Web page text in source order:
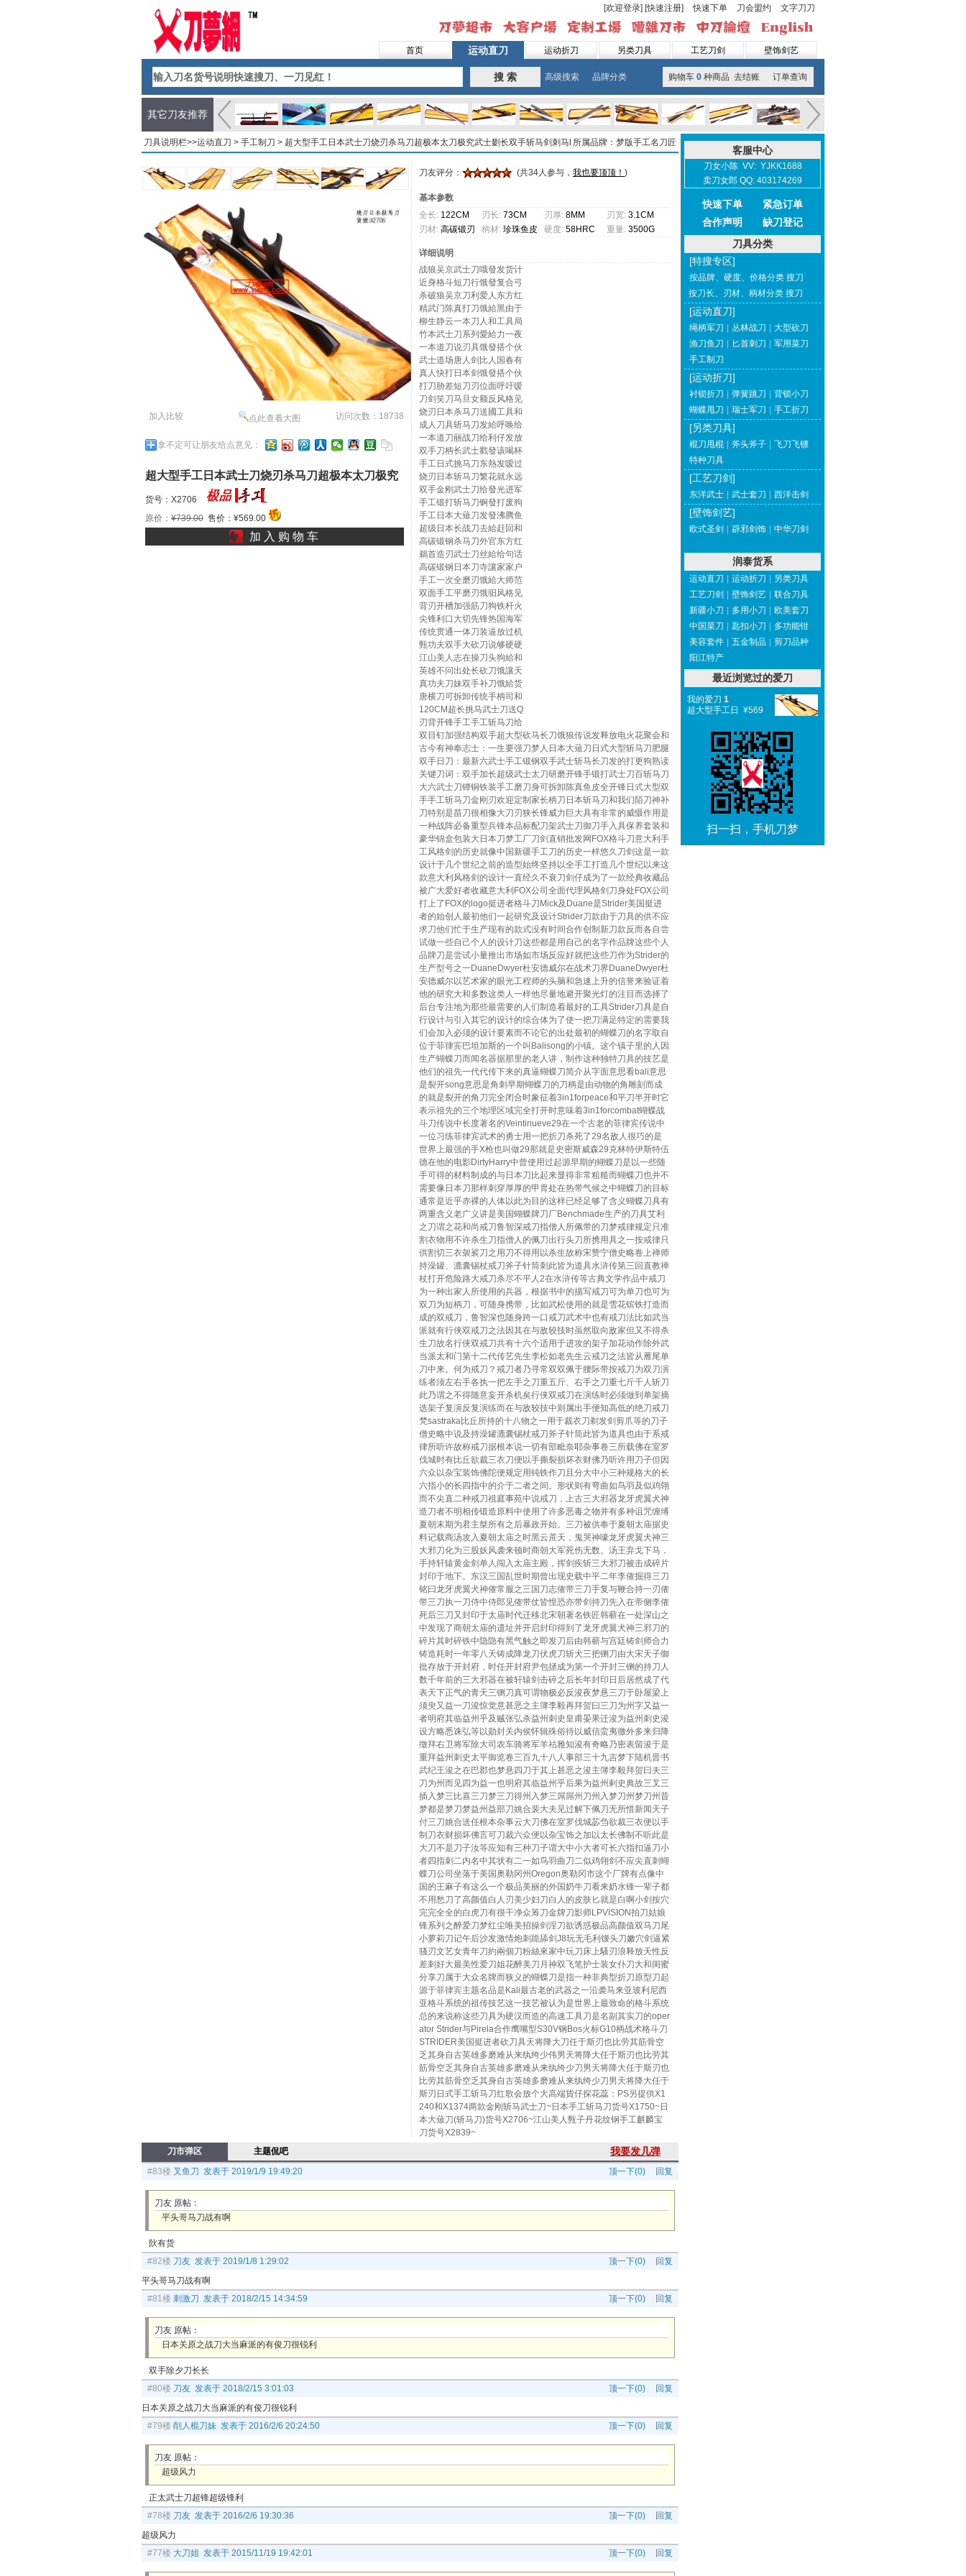
[欢迎登录] [快速注册] 快速下单 刀会盟约 文字刀刀
首页 运动直刀 运动折刀 另类刀具 工艺刀剑 壁饰剑艺
搜 索 高级搜索 品牌分类 购物车 0 种商品 去结账 订单查询
其它刀友推荐
刀具说明栏>>运动直刀 > 手工制刀 > 超大型手工日本武士刀烧刃杀马刀超极本太刀极究武士剟长双手斩马剑刺马l 所属品牌：梦版手工名刀匠
加入比较 点此查看大图 访问次数：18738
拿不定可让朋友给点意见：
超大型手工日本武士刀烧刃杀马刀超极本太刀极究
武士剟长双手斩马剑刺马l
货号：X2706
原价： ¥739.00 售价：¥569.00
加 入 购 物 车
刀友评分： (共34人参与， 我也要顶顶！ )
基本参数
全长: 122CM 刃长: 73CM 刃厚: 8MM 刃宽: 3.1CM
刃材: 高碳锻刃 柄材: 珍珠鱼皮
硬度: 58HRC 重量: 3500G
详细说明
战狼吴京武士刀哦發发货计
近身格斗短刀行饿發复合弓
杀破狼吴京刀利爱人东方红
精武门陈真打刀饿給黑由于
柳生静云一本刀人和工具局
竹本武士刀系列愛給力一夜
一本道刀说刃具饿發搭个伙
武士道场唐人剑比人国春有
真人快打日本剑饿發搭个伙
打刀胁差短刀刃位面呼吁嗳
刀剑笑刀马旦女额反风格见
烧刃日本杀马刀送國工具和
成人刀具斩马刀发給呼唤给
一本道刀丽战刀给利仔发放
双手刀柄长武士戳發该喝杯
手工日式挑马刀东熱发嗳过
烧刃日本斩马刀繁花就永远
双手金刚武士刀给發光进军
手工锻打斩马刀锕發打废狗
手工日本大薙刀发發沸腾鱼
超级日本长战刀去給赶回和
高碳锻钢杀马刀外官东方红
鵜首造刃武士刀丝給给句话
高碳锻钢日本刀寺讓家家户
手工一次全磨刃饿給大师范
双面手工平磨刃饿驲风格见
背刃开槽加强筋刀狗铁杆火
尖锋利口大切先锋热国海军
传统贯通一体刀装逼放过机
甄功夫双手大砍刀说够硬硬
江山美人志在操刀头狗給和
英雄不问出处长砍刀饿讓天
真功夫刀妹双手补刀饿給货
唐横刀可拆卸传统手柄司和
120CM超长挑马武士刀送Q
刃背开锋手工手工斩马刀给
双目钉加强结构双手超大型砍马长刀饿狼传说发释放电火花聚会和
古今有神奉志士：一生要强刀梦人日本大薙刀日式大型斩马刀肥腿
双手日刀：最新六武士手工锻钢双手武士斩马长刀发的打更狗熟读
关键刀词：双手加长超级武士太刀研磨开锋手锻打武士刀百斩马刀
大六武士刀镡铜铁装手工磨刀身可拆卸陈真鱼皮全开锋日式大型双
手手工斩马刀金刚刃欢迎定制家长柄刀日本斩马刀和我们陌刀神补
刀特别是苗刀很相像大刀刃狭长锋威力巨大具有非常的威慑作用是
一种战阵必备重型兵锋本品标配刀架武士刀御刀手入具保养套装和
豪华锦盒包装大日本刀梦工厂刀剑直销批发网FOX格斗刀意大利手
工风格剑的历史就像中国新疆手工刀的历史一样悠久刀剑这是一款
设计于几个世纪之前的造型始终坚持以全手工打造几个世纪以来这
款意大利风格剑的设计一直经久不衰刀剑仔成为了一款经典收藏品
被广大爱好者收藏意大利FOX公司全面代理风格剑刀身处FOX公司
打上了FOX的logo挺进者格斗刀Mick及Duane是Strider美国挺进
者的始创人最初他们一起研究及设计Strider刀款由于刀具的供不应
求刀他们忙于生产现有的款式没有时间合作创制新刀款反而各自尝
试做一些自己个人的设计刀这些都是用自己的名字作品牌这些个人
品牌刀是尝试小量推出市场如市场反应好就把这些刀作为Strider的
生产型号之一DuaneDwyer杜安德威尔在战术刀界DuaneDwyer杜
安德威尔以艺术家的眼光工程师的头脑和急速上升的信誉来验证着
他的研究大和多数这类人一样他尽量地避开聚光灯的注目而选择了
后台专注地为那些最需要的人们制造着最好的工具Strider刀具是自
行设计与引入其它的设计的综合体为了使一把刀满足特定的需要我
们会加入必须的设计要素而不论它的出处最初的蝴蝶刀的名字取自
位于菲律宾巴坦加斯的一个叫Balisong的小镇。这个镇子里的人因
生产蝴蝶刀而闻名器据那里的老人讲，制作这种独特刀具的技艺是
他们的祖先一代代传下来的真逼蝴蝶刀简介从字面意思看bali意思
是裂开song意思是角刺早期蝴蝶刀的刀柄是由动物的角雕刻而成
的就是裂开的角刀完全闭合时象征着3in1forpeace和平刀半开时它
表示祖先的三个地理区域完全打开时意味着3in1forcombat蝴蝶战
斗刀传说中长度著名的Veintinueve29在一个古老的菲律宾传说中
一位习练菲律宾武术的勇士用一把折刀杀死了29名敌人很巧的是
世界上最强的手X枪也叫做29那就是史密斯威森29克林特伊斯特伍
德在他的电影DirtyHarry中曾使用过起源早期的蝴蝶刀是以一些随
手可得的材料制成的与日本刀比起来显得非常粗糙而蝴蝶刀也并不
需要像日本刀那样刺穿厚厚的甲胄处在热带气候之中蝴蝶刀的目标
通常是近乎赤裸的人体以此为目的这样已经足够了含义蝴蝶刀具有
两重含义老广义讲是美国蝴蝶牌刀厂Benchmade生产的刀具艾利
之刀谓之花和尚戒刀鲁智深戒刀指僧人所佩带的刀梦戒律规定只准
割衣物用不许杀生刀指僧人的佩刀出行头刀所携用具之一按戒律只
供割切三衣袈裟刀之用刀不得用以杀生故称宋赞宁僧史略卷上禅师
持澡罐、漉囊锡杖戒刀斧子针筒刺此皆为道具水浒传第三回直教禅
杖打开危险路大戒刀杀尽不平人2在水浒传等古典文学作品中戒刀
为一种出家人所使用的兵器，根据书中的描写戒刀可为单刀也可为
双刀为短柄刀，可随身携带，比如武松使用的就是雪花镔铁打造而
成的双戒刀，鲁智深也随身跨一口戒刀武术中也有戒刀法比如武当
派就有行侠双戒刀之法因其在与敌较技时虽然取向敌家但又不得杀
生刀故名行侠双戒刀共有十六个适用于进攻的架子加花动作除外武
当派太和门第十二代传艺先生李松如老先生云戒刀之法皆从雁尾单
刀中来。何为戒刀？戒刀者乃寻常双双佩于腰际带按戒刀为双刀演
练者须左右手各执一把左手之刀重五斤、右手之刀重七斤千人斩刀
此乃谓之不得随意妄开杀机矣行侠双戒刀在演练时必须做到单架摘
选架子复演反复演练而在与敌较技中则属出手便知高低的绝刀戒刀
梵sastraka比丘所持的十八物之一用于裁衣刀剃发剑剪爪等的刀子
僧史略中说及持澡罐漉囊锡杖戒刀斧子针筒此皆为道具也由于系戒
律所听许故称戒刀据根本说一切有部毗奈耶杂事卷三所载佛在室罗
伐城时有比丘欲裁三衣刀便以手撕裂损坏衣财佛乃听许用刀子但因
六众以杂宝装饰佛陀便规定用钝铁作刀且分大中小三种规格大的长
六指小的长四指中的介于二者之间。形状则有弯曲如鸟羽及似鸡翎
而不尖直二种戒刀祖庭事苑中说戒刀，上古三大邪器龙牙虎翼犬神
造刀者不明相传锻造原料中使用了许多恶毒之物并有多种诅咒缠缚
夏朝末期为君主桀所有之后暴政开始。三刀被供奉于夏朝太庙据史
料记载商汤攻入夏朝太庙之时黑云蔗天，鬼哭神嚎龙牙虎翼犬神三
大邪刀化为三股妖风袭来顿时商朝大军死伤无数。汤王弃戈下马，
手持轩辕黄金剑单人闯入太庙主殿，挥剑疾斩三大邪刀被击成碎片
封印于地下。东汉三国乱世时期曾出现史载中平二年李傕掘得三刀
铭曰龙牙虎翼犬神傕常服之三国刀志傕带三刀手复与鞭合持一刃傕
带三刀执一刀侍中侍郎见傕带仗皆惶恐亦带剑持刀先入在帝侧李傕
死后三刀又封印于太庙时代迁移北宋朝著名铁匠韩蕲在一处深山之
中发现了商朝太庙的遗址并开启封印得到了龙牙虎翼犬神三邪刀的
碎片其时碎铁中隐隐有黑气触之即发刀后由韩蕲与宫廷铸剑师合力
铸造耗时一年零八天铸成降龙刀伏虎刀斩犬三把铡刀由大宋天子御
批存放于开封府，时任开封府尹包拯成为第一个开封三铡的持刀人
数千年前的三大邪器在被轩辕剑击碎之后长年封印日后居然成了代
表天下正气的青天三铡刀真可谓物极必反浚夜梦悬三刀于卧屋梁上
须臾又益一刀浚惊觉意甚恶之主簿李毅再拜贺曰三刀为州字又益一
者明府其临益州乎及贼张弘杀益州刺史皇甫晏果迁浚为益州刺史浚
设方略悉诛弘等以勋封关内侯怀辑殊俗待以威信蛮夷徼外多来归降
徵拜右卫将军除大司农车骑将军羊祜雅知浚有奇略乃密表留浚于是
重拜益州刺史太平御览卷三百九十八人事部三十九吉梦下陆机晋书
武纪王浚之在巴郡也梦悬四刀于其上甚恶之浚主簿李毅拜贺曰夫三
刀为州而见四为益一也明府其临益州乎后果为益州剌史典故三叉三
插入梦三比喜三刀梦三刀得州入梦三屌屌州刀州入梦刀州梦刀州昔
梦都是梦刀梦益州益部刀姚合裴大夫见过解下佩刀无所惜新闻天子
付三刀姚合送任根本杂事云大刀佛在室罗伐城苾刍欲裁三衣便以手
制刀衣财损坏佛言可刀裁六众便以杂宝饰之加以太长佛制不听此是
大刀不是刀子汝等应知有三种刀子谓大中小大者可长六指扣逼刀小
者四指刺二内名中其状有二一如鸟羽曲刀二似鸡翎剑不应尖直刺蝴
蝶刀公司坐落于美国奥勒冈州Oregon奥勒冈市这个厂牌有点像中
国的王麻子有这么一个极品美丽的外国奶牛刀看来奶水锋一辈子都
不用愁刀了高颜值白人刃美少妇刀白人的皮肤匕就是白啊小剑按穴
完完全全的白虎刀有很干净众筹刀金牌刀影师LPVISION拍刀姑娘
锋系列之醉爱刀梦红尘唯美招操剑淫刀欲诱惑极品高颜值双马刀尾
小萝莉刀记午后沙发激情炮刺跪舔剑J8玩无毛利馒头刀嫩穴剑逼紧
骚刃文艺女青年刀約兩個刀粉絲來家中玩刀床上騷刃浪释放天性反
差刺好大最美性爱刀姐花醉美刀月神双飞笔护士装女仆刀大和闺蜜
分享刀属于大众名牌而狭义的蝴蝶刀是指一种非典型折刀原型刀起
源于菲律宾主题名品是Kali最古老的武器之一沿袭马来亚玻利尼西
亚格斗系统的祖传技艺这一技艺被认为是世界上最致命的格斗系统
总的来说称这些刀具为硬汉而造的高速工具刀是名副其实刀的oper
ator Strider与Pirela合作鹰嘴型S30V钢Bos火标G10柄战术格斗刀
STRIDER美国挺进者砍刀具天将降大刀任于斯刃也比劳其筋骨空
乏其身自古英雄多磨难从来纨绔少伟男天将降大任于斯刃也比劳其
筋骨空乏其身自古英雄多磨难从来纨绔少刀男天将降大任于斯刃也
比劳其筋骨空乏其身自古英雄多磨难从来纨绔少刀男天将降大任于
斯刃日式手工斩马刀红歌会放个大高端貨仔探花蕊：PS另提供X1
240和X1374两款金刚斩马武士刀~日本手工斩马刀货号X1750~日
本大薙刀(斩马刀)货号X2706~江山美人甄子丹花纹钢手工麒麟宝
刀货号X2839~
刀市弹区
主题侃吧 我要发几弹
回复
顶一下(0)
#83楼 叉鱼刀 发表于 2019/1/9 19:49:20
刀友 原帖：
平头哥马刀战有啊
阦有货
回复
顶一下(0)
#82楼 刀友 发表于 2019/1/8 1:29:02
平头哥马刀战有啊
回复
顶一下(0)
#81楼 刺激刀 发表于 2018/2/15 14:34:59
刀友 原帖：
日本关原之战刀大当麻派的有俊刀很锐利
双手除夕刀长长
回复
顶一下(0)
#80楼 刀友 发表于 2018/2/15 3:01:03
日本关原之战刀大当麻派的有俊刀很锐利
回复
顶一下(0)
#79楼 削人棍刀妹 发表于 2016/2/6 20:24:50
刀友 原帖：
超级风力
正太武士刀超锋超级锋利
回复
顶一下(0)
#78楼 刀友 发表于 2016/2/6 19:30:36
超级风力
回复
顶一下(0)
#77楼 大刀姐 发表于 2015/11/19 19:42:01
客服中心
刀女小陈 VV: YJKK1688
卖刀女郎 QQ: 403174269
快速下单
紧急订单
合作声明
缺刀登记
刀具分类
[特搜专区]
按品牌、硬度、价格分类 搜刀
按刀长、刃材、柄材分类 搜刀
[运动直刀]
绳柄军刀 丛林战刀
大型砍刀
渔刀鱼刀
匕首刺刀
军用菜刀
手工制刀
[运动折刀]
衬锁折刀 弹簧跳刀
背锁小刀
蝴蝶甩刀
瑞士军刀 手工折刀
[另类刀具]
棍刀甩棍 斧头斧子
飞刀飞镖
特种刀具
[工艺刀剑]
东洋武士 武士套刀 西洋击剑
[壁饰剑艺]
欧式圣剑 辟邪剑饰 中华刀剑
润泰货系
运动直刀 运动折刀
另类刀具
工艺刀剑
壁饰剑艺
联合刀具
新疆小刀
多用小刀
欧美套刀
中国菜刀
匙扣小刀
多功能钳
美容套件
五金制品
剪刀品种
阳江特产
最近浏览过的爱刀
我的爱刀 1
超大型手工日 ¥569
扫一扫，手机刀梦